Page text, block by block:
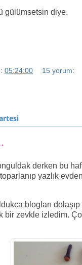
gülümsetsin diye.
05:24:00 15 yorum:
derken bu
yazlık
blogları dolaşıp
bir zevkle izledim.